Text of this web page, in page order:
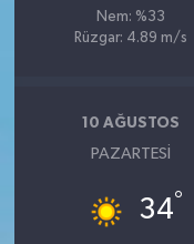
Nem: %33
Rüzgar: 4.89 m/s
10 AĞUSTOS
PAZARTESI
34°